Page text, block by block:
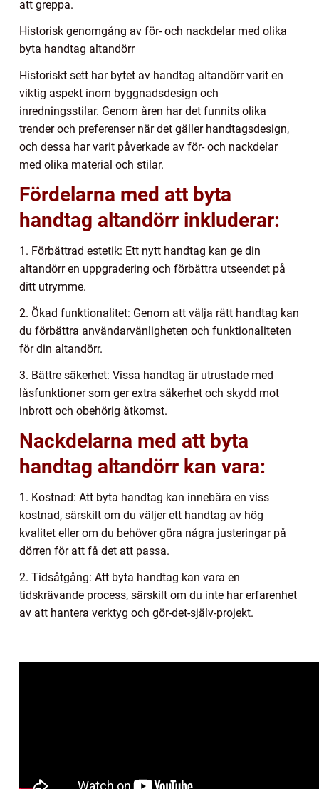
att greppa.
Historisk genomgång av för- och nackdelar med olika
byta handtag altandörr
Historiskt sett har bytet av handtag altandörr varit en
viktig aspekt inom byggnadsdesign och
inredningsstilar. Genom åren har det funnits olika
trender och preferenser när det gäller handtagsdesign,
och dessa har varit påverkade av för- och nackdelar
med olika material och stilar.
Fördelarna med att byta
handtag altandörr inkluderar:
1. Förbättrad estetik: Ett nytt handtag kan ge din
altandörr en uppgradering och förbättra utseendet på
ditt utrymme.
2. Ökad funktionalitet: Genom att välja rätt handtag kan
du förbättra användarvänligheten och funktionaliteten
för din altandörr.
3. Bättre säkerhet: Vissa handtag är utrustade med
låsfunktioner som ger extra säkerhet och skydd mot
inbrott och obehörig åtkomst.
Nackdelarna med att byta
handtag altandörr kan vara:
1. Kostnad: Att byta handtag kan innebära en viss
kostnad, särskilt om du väljer ett handtag av hög
kvalitet eller om du behöver göra några justeringar på
dörren för att få det att passa.
2. Tidsåtgång: Att byta handtag kan vara en
tidskrävande process, särskilt om du inte har erfarenhet
av att hantera verktyg och gör-det-själv-projekt.